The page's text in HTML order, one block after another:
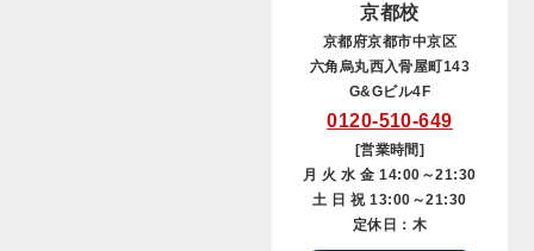
京都校
京都府京都市中京区
六角烏丸西入骨屋町143
G&Gビル4F
0120-510-649
[営業時間]
月 火 水 金 14:00～21:30
土 日 祝 13:00～21:30
定休日：木